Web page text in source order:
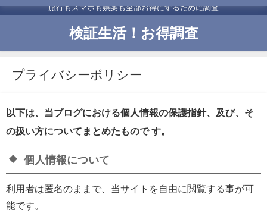
旅行もスマホも娯楽も全部お得にするために調査
検証生活！お得調査
プライバシーポリシー
以下は、当ブログにおける個人情報の保護指針、及び、そ
の扱い方についてまとめたもので す。
個人情報について
利用者は匿名のままで、当サイトを自由に閲覧する事が可
能です。